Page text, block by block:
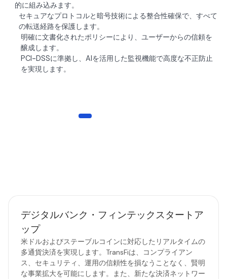
的に組み込みます。
セキュアなプロトコルと暗号技術による整合性確保で、すべて
の転送経路を保護します。
明確に文書化されたポリシーにより、ユーザーからの信頼を
醸成します。
PCI-DSSに準拠し、AIを活用した監視機能で高度な不正防止
を実現します。
対象となるお客様
デジタルバンク・フィンテックスタートア
ップ
米ドルおよびステーブルコインに対応したリアルタイムの
多通貨決済を実現します。TransFiは、コンプライアン
ス、セキュリティ、運用の信頼性を損なうことなく、賢明
な事業拡大を可能にします。また、新たな決済ネットワー